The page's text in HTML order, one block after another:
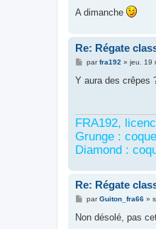
A dimanche
Re: Régate
M
s
parfra192 » jeu. 19
Y aura des crêpes
FRA192,
Grunge :
Diamond :
Re: Régate
M
s
parGuiton_fra66»
Non désolé, pas